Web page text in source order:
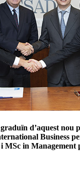
d’aquest nou
Business
MSc in Management